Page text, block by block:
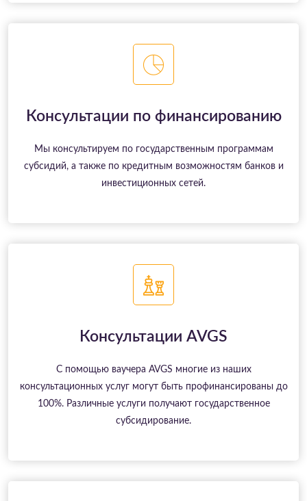
Консультации по финансированию
Мы консультируем по государственным программам
субсидий, а также по кредитным возможностям банков и
инвестиционных сетей.
Консультации AVGS
С помощью ваучера AVGS многие из наших
консультационных услуг могут быть профинансированы до
100%. Различные услуги получают государственное
субсидирование.